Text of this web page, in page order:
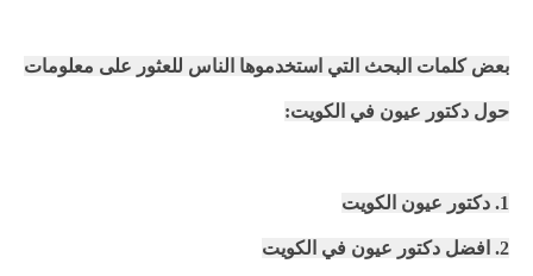
بعض كلمات البحث التي استخدموها الناس للعثور على معلومات
حول دكتور عيون في الكويت:
1. دكتور عيون الكويت
2. افضل دكتور عيون في الكويت